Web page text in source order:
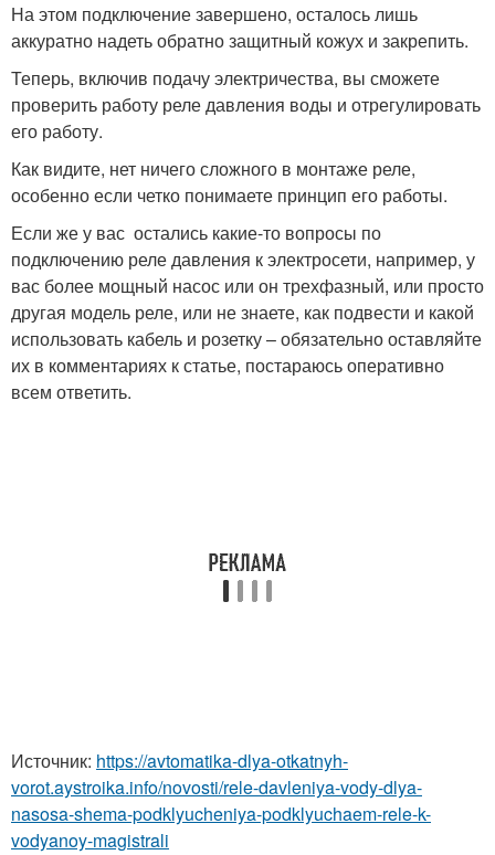
На этом подключение завершено, осталось лишь
аккуратно надеть обратно защитный кожух и закрепить.
Теперь, включив подачу электричества, вы сможете
проверить работу реле давления воды и отрегулировать
его работу.
Как видите, нет ничего сложного в монтаже реле,
особенно если четко понимаете принцип его работы.
Если же у вас остались какие-то вопросы по
подключению реле давления к электросети, например, у
вас более мощный насос или он трехфазный, или просто
другая модель реле, или не знаете, как подвести и какой
использовать кабель и розетку – обязательно оставляйте
их в комментариях к статье, постараюсь оперативно
всем ответить.
Источник: https://avtomatika-dlya-otkatnyh-
vorot.aystroika.info/novosti/rele-davleniya-vody-dlya-
nasosa-shema-podklyucheniya-podklyuchaem-rele-k-
vodyanoy-magistrali